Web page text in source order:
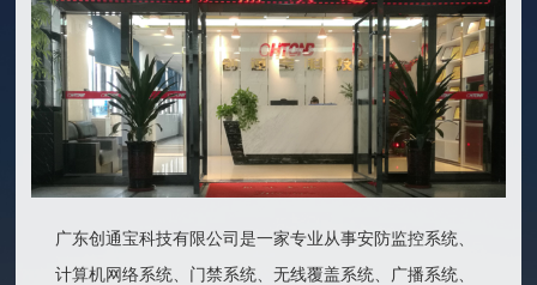
广东创通宝科技有限公司是一家专业从事安防监控系统、
计算机网络系统、门禁系统、无线覆盖系统、广播系统、